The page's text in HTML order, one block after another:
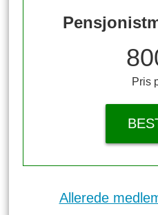
Pris
Allerede